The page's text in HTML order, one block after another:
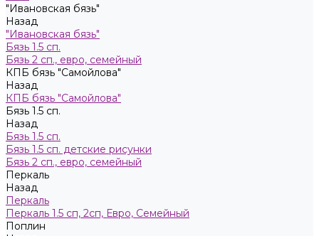
"Ивановская бязь"
Назад
"Ивановская бязь"
Бязь 1.5 сп.
Бязь 2 сп., евро, семейный
КПБ бязь "Самойлова"
Назад
КПБ бязь "Самойлова"
Бязь 1.5 сп.
Назад
Бязь 1.5 сп.
Бязь 1.5 сп. детские рисунки
Бязь 2 сп., евро, семейный
Пeркaль
Назад
Пeркaль
Перкаль 1.5 сп, 2сп, Евро, Семейный
Поплин